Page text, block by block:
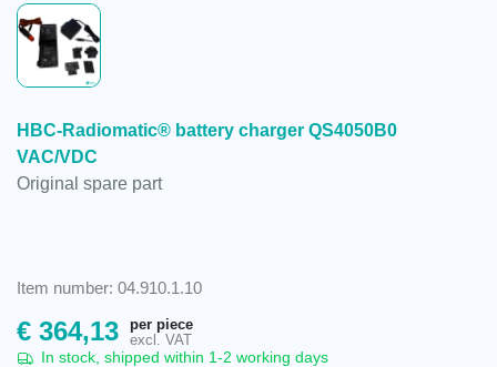
HBC-Radiomatic® battery charger QS4050B0
VAC/VDC
Original spare part
Item number: 04.910.1.10
€ 364,13
per piece
excl. VAT
In stock, shipped within 1-2 working days